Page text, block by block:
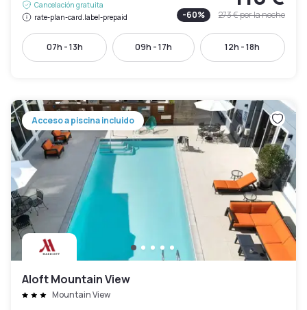
Cancelación gratuita
rate-plan-card.label-prepaid
-60% 273 €por la noche
07h - 13h 09h - 17h 12h - 18h
Acceso a piscina incluido
Aloft Mountain View
Mountain View